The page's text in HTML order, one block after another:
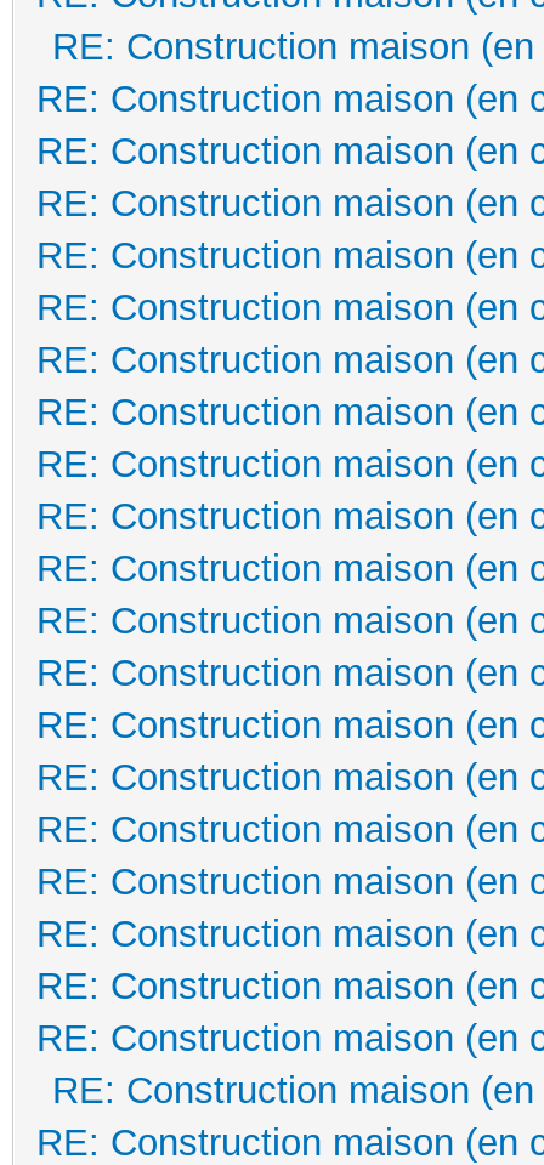
RE: Construction maison
RE: Construction maison (en
RE: Construction maison (en
RE: Construction maison (en
RE: Construction maison (en
RE: Construction maison (en
RE: Construction maison (en
RE: Construction maison (en
RE: Construction maison (en
RE: Construction maison (en
RE: Construction maison (en
RE: Construction maison (en
RE: Construction maison (en
RE: Construction maison (en
RE: Construction maison (en
RE: Construction maison (en
RE: Construction maison (en
RE: Construction maison (en
RE: Construction maison (en
RE: Construction maison (en
RE: Construction maison
RE: Construction maison (en